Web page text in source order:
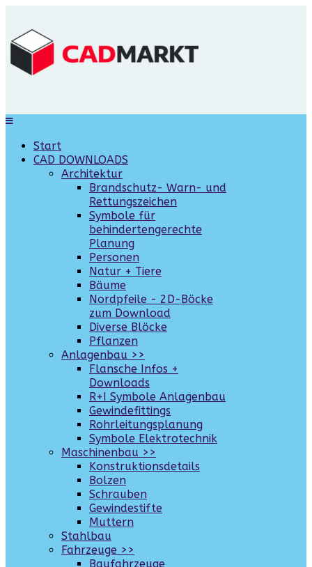
Start
CAD DOWNLOADS
Architektur
Brandschutz- Warn- und
Rettungszeichen
Symbole für
behindertengerechte
Planung
Personen
Natur + Tiere
Bäume
Nordpfeile - 2D-Böcke
zum Download
Diverse Blöcke
Pflanzen
Anlagenbau >>
Flansche Infos +
Downloads
R+I Symbole Anlagenbau
Gewindefittings
Rohrleitungsplanung
Symbole Elektrotechnik
Maschinenbau >>
Konstruktionsdetails
Bolzen
Schrauben
Gewindestifte
Muttern
Stahlbau
Fahrzeuge >>
Baufahrzeuge